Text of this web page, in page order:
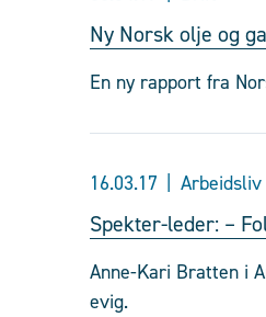
Ny Norsk olje og
En ny rapport fra
16.03.17
Spekter-leder: –
Anne-Kari Bratten i
evig.